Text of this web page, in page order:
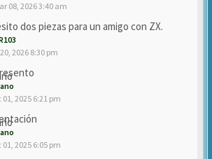
08, 2026 3:40 am
dos piezas para un amigo con ZX.
2026 8:30 pm
2025 6:21 pm
2025 6:05 pm